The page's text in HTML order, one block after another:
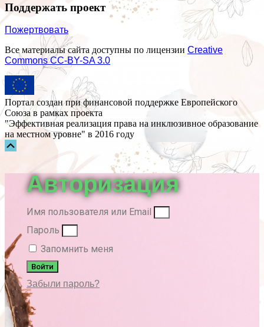
Поддержать проект
Пожертвовать
Все материалы сайта доступны по лицензии Creative
Commons СС-BY-SA 3.0
Портал создан при финансовой поддержке Европейского
Союза в рамках проекта
"Эффективная реализация права на инклюзивное образование
на местном уровне" в 2016 году
Прокрутка
Авторизация
Имя пользователя или Email
Пароль
Запомнить меня
Войти
Забыли пароль?